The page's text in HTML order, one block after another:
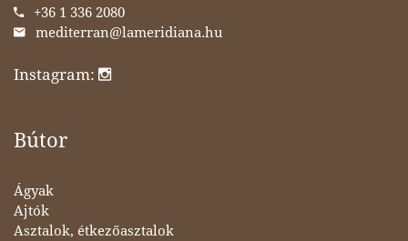
+36 1 336 2080
mediterran@lameridiana.hu
Instagram:
Bútor
Ágyak
Ajtók
Asztalok, étkezőasztalok